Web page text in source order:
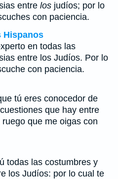
entre los judíos; por lo
con paciencia.
Hispanos
en todas las
entre los Judíos. Por lo
con paciencia.
tú eres conocedor de
que hay entre
que me oigas con
todas las costumbres y
los Judíos: por lo cual te